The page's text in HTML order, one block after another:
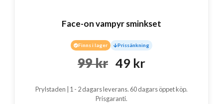
Face-on vampyr sminkset
Finns i lager Prissänkning
99kr Det
priset
49 krDet
Prylstaden | 1 - 2 dagars leverans. 60 dagars öppet köp.
Prisgaranti.